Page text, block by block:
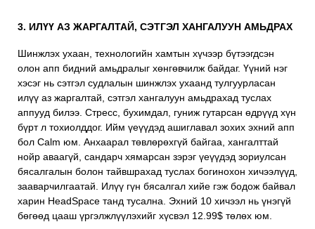
3. ИЛҮҮ АЗ ЖАРГАЛТАЙ, СЭТГЭЛ ХАНГАЛУУН АМЬДРАХ
Шинжлэх ухаан, технологийн хамтын хүчээр бүтээгдсэн
олон апп бидний амьдралыг хөнгөвчилж байдаг. Үүний нэг
хэсэг нь сэтгэл судлалын шинжлэх ухаанд тулгуурласан
илүү аз жаргалтай, сэтгэл хангалуун амьдрахад туслах
аппууд билээ. Стресс, бухимдал, гуниж гутарсан өдрүүд хүн
бүрт л тохиолддог. Ийм үеүүдэд ашиглавал зохих эхний апп
бол Calm юм. Анхаарал төвлөрөхгүй байгаа, хангалттай
нойр аваагүй, сандарч хямарсан зэрэг үеүүдэд зориулсан
бясалгалын болон тайвшрахад туслах богинохон хичээлүүд,
зааварчилгаатай. Илүү гүн бясалгал хийе гэж бодож байвал
харин HeadSpace танд тусална. Эхний 10 хичээл нь үнэгүй
бөгөөд цааш үргэлжлүүлэхийг хүсвэл 12.99$ төлөх юм.